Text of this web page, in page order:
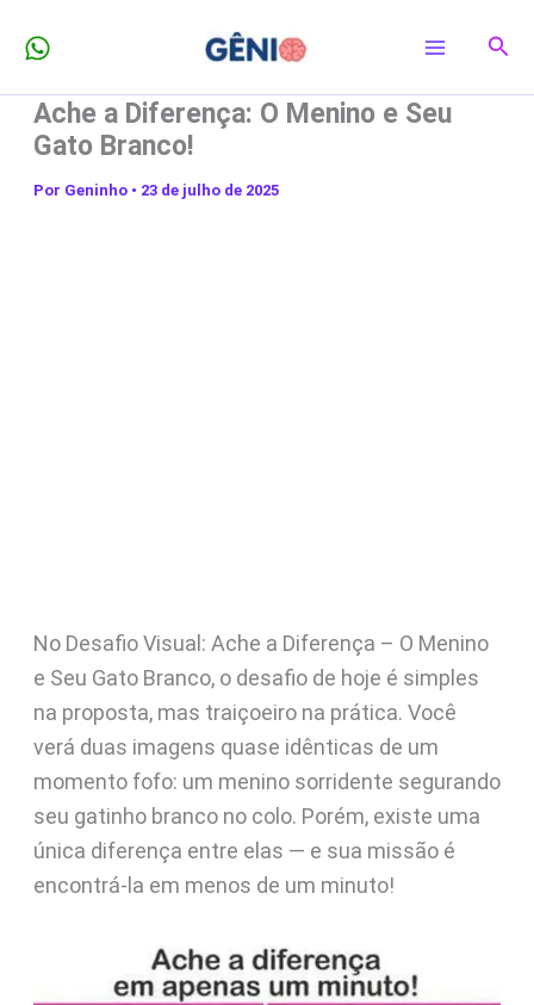
para
conteúdo
Ache a Diferença: O Menino e Seu
Gato Branco!
Por Geninho • 23 de julho de 2025
No Desafio Visual: Ache a Diferença – O Menino
e Seu Gato Branco, o desafio de hoje é simples
na proposta, mas traiçoeiro na prática. Você
verá duas imagens quase idênticas de um
momento fofo: um menino sorridente segurando
seu gatinho branco no colo. Porém, existe uma
única diferença entre elas — e sua missão é
encontrá-la em menos de um minuto!